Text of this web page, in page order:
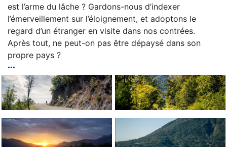
est l’arme du lâche ? Gardons-nous d’indexer
l’émerveillement sur l’éloignement, et adoptons le
regard d’un étranger en visite dans nos contrées.
Après tout, ne peut-on pas être dépaysé dans son
propre pays ?